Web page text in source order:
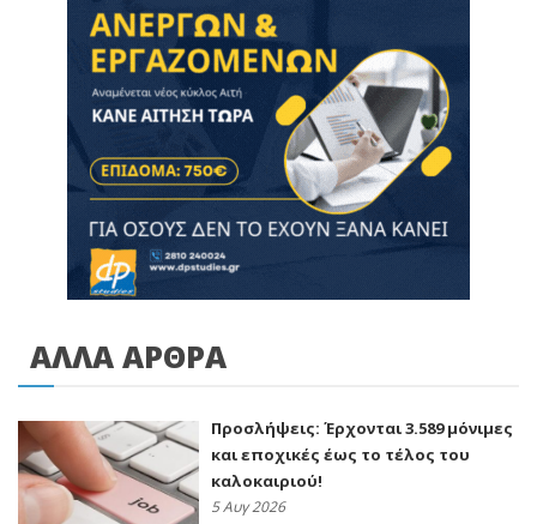
ΑΛΛΑ ΑΡΘΡΑ
Προσλήψεις: Έρχονται 3.589 μόνιμες
και εποχικές έως το τέλος του
καλοκαιριού!
5 Αυγ 2026